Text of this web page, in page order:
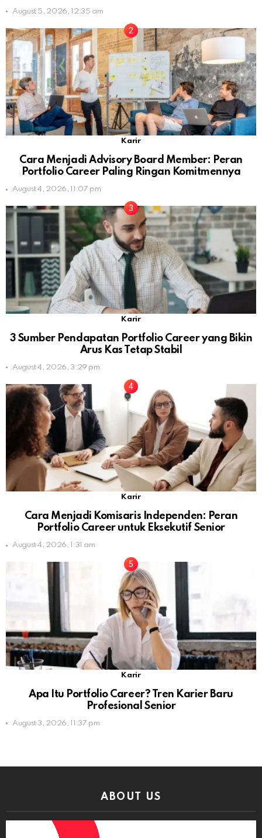
August 5, 2026, 12:35 am
Karir
Cara Menjadi Advisory Board Member: Peran
Portfolio Career Paling Ringan Komitmennya
August 4, 2026, 11:07 pm
Karir
3 Sumber Pendapatan Portfolio Career yang Bikin
Arus Kas Tetap Stabil
August 4, 2026, 3:29 pm
Karir
Cara Menjadi Komisaris Independen: Peran
Portfolio Career untuk Eksekutif Senior
August 4, 2026, 1:31 am
Karir
Apa Itu Portfolio Career? Tren Karier Baru
Profesional Senior
August 3, 2026, 11:37 pm
ABOUT US